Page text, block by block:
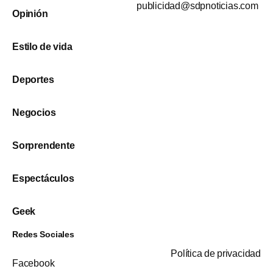
Opinión
Estilo de vida
Deportes
Negocios
Sorprendente
Espectáculos
Geek
publicidad@sdpnoticias.com
Redes Sociales
Facebook
Política de privacidad